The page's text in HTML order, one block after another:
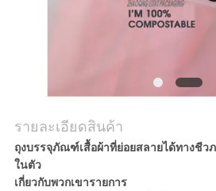
รายละเอียดสินค้า
ถุงบรรจุภัณฑ์เสื้อผ้าที่ย่อยสลายได้ทางชีวภ
ในตัว
เกี่ยวกับพวกเขารายการ